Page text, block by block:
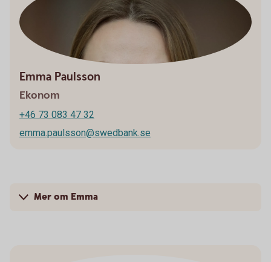
Emma Paulsson
Ekonom
+46 73 083 47 32
emma.paulsson@swedbank.se
Mer om Emma